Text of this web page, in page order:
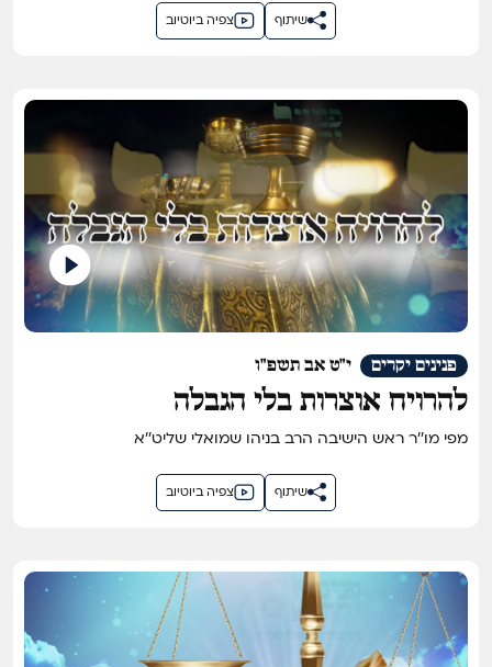
צפיה ביוטיוב שיתוף
י"ט אב תשפ"ו פנינים יקרים
להרויח אוצרות בלי הגבלה
מפי מו''ר ראש הישיבה הרב בניהו שמואלי שליט''א
צפיה ביוטיוב שיתוף